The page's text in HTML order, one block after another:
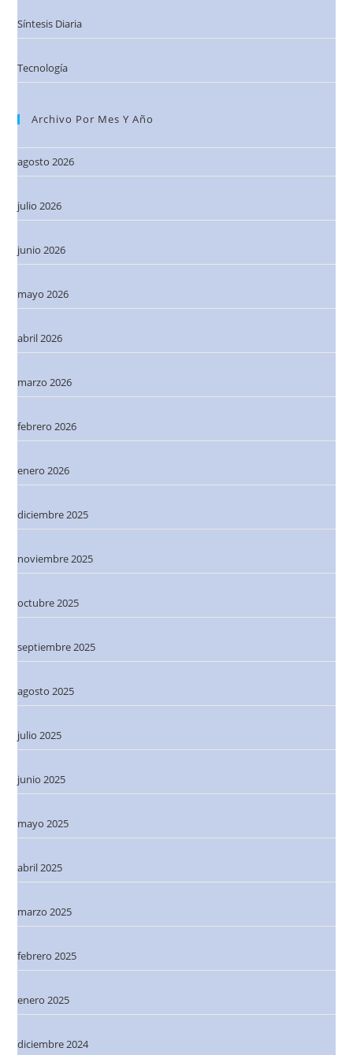
Síntesis Diaria
Tecnología
Archivo Por Mes Y Año
agosto 2026
julio 2026
junio 2026
mayo 2026
abril 2026
marzo 2026
febrero 2026
enero 2026
diciembre 2025
noviembre 2025
octubre 2025
septiembre 2025
agosto 2025
julio 2025
junio 2025
mayo 2025
abril 2025
marzo 2025
febrero 2025
enero 2025
diciembre 2024